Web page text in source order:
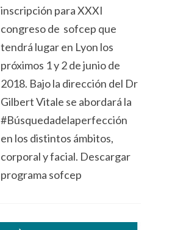
inscripción para XXXI
congreso de sofcep que
tendrá lugar en Lyon los
próximos 1 y 2 de junio de
2018. Bajo la dirección del Dr
Gilbert Vitale se abordará la
#Búsquedadelaperfección
en los distintos ámbitos,
corporal y facial. Descargar
programa sofcep